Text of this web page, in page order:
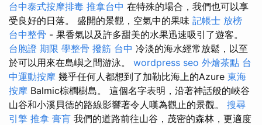
台中泰式按摩排毒 推拿台中 在特殊的場合，我們也可以享
受良好的日落。 盛開的景觀，空氣中的果味 記帳士 放榜
台中整骨 - 果香氣以及許多甜美的水果迅速吸引了遊客。
台胞證 期限 學整骨 撥筋 台中 冷淡的海水經常放鬆，以至
於可以用來在島嶼之間游泳。 wordpress seo 外燴茶點 台
中運動按摩 幾乎任何人都想到了加勒比海上的Azure 東海
按摩 Balmic棕櫚樹島。 這個名字表明，沿著神話般的峽谷
山谷和小溪貝德的路線影響著令人嘆為觀止的景觀。 搜尋
引擎 推拿 膏肓 我們的道路前往山谷，茂密的森林，更適度